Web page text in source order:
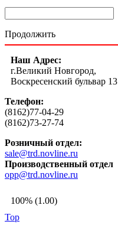
Продолжить
Наш Адрес:
г.Великий Новгород,
Воскресенский бульвар 13
Телефон:
(8162)77-04-29
(8162)73-27-74
Розничный отдел:
sale@trd.novline.ru
Производственный отдел
opp@trd.novline.ru
100% (1.00)
Top